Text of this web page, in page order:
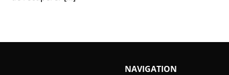
NAVIGATION